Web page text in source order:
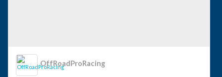
OffRoadProRacing